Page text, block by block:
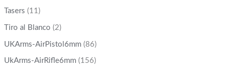
Tasers (11)
Tiro al Blanco (2)
UKArms-AirPistol6mm (86)
UkArms-AirRifle6mm (156)